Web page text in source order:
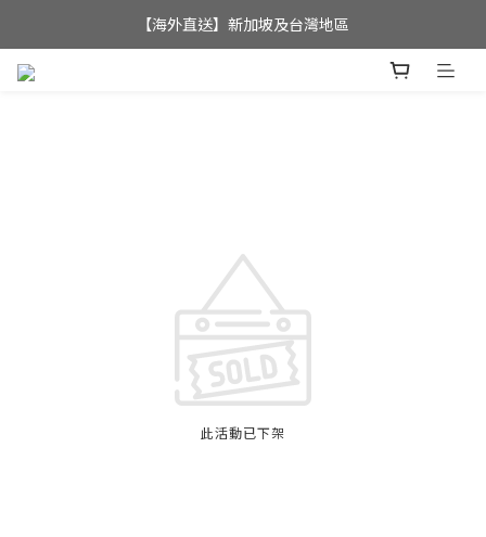
全店滿$350，即可享港澳地區免運費;
【海外直送】新加坡及台灣地區
此活動已下架